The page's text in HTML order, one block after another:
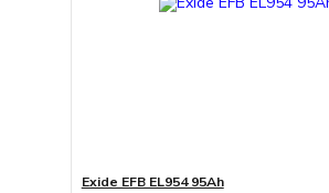
Exide EFB EL954 95Ah